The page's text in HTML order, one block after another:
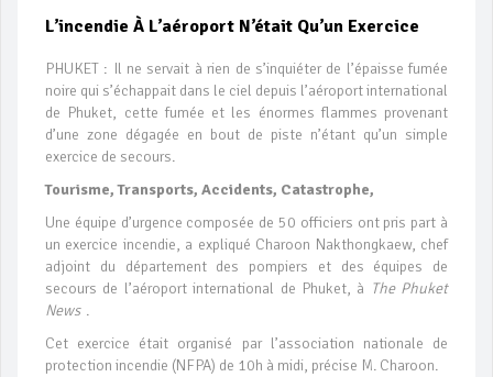
L’incendie À L’aéroport N’était Qu’un Exercice
PHUKET : Il ne servait à rien de s’inquiéter de l’épaisse fumée
noire qui s’échappait dans le ciel depuis l’aéroport international
de Phuket, cette fumée et les énormes flammes provenant
d’une zone dégagée en bout de piste n’étant qu’un simple
exercice de secours.
Tourisme, Transports, Accidents, Catastrophe,
Une équipe d’urgence composée de 50 officiers ont pris part à
un exercice incendie, a expliqué Charoon Nakthongkaew, chef
adjoint du département des pompiers et des équipes de
secours de l’aéroport international de Phuket, à The Phuket
News .
Cet exercice était organisé par l’association nationale de
protection incendie (NFPA) de 10h à midi, précise M. Charoon.